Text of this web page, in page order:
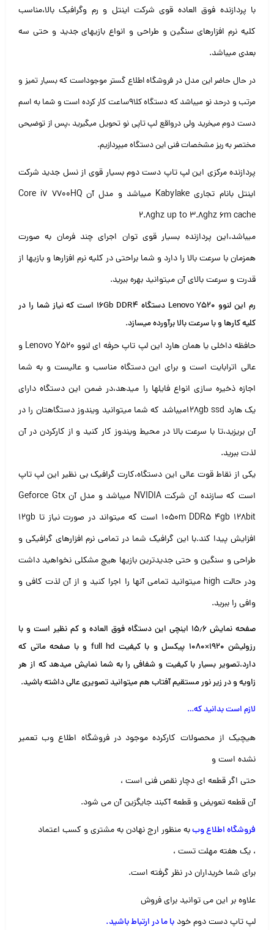
با پردازنده فوق العاده قوی شرکت اینتل و رم وگرافیک بالا،مناسب
کلیه نرم افزارهای سنگین و طراحی و انواع بازیهای جدید و حتی سه
بعدی میباشد.
در حال حاضر این مدل در فروشگاه اطلاع گستر موجوداست که بسیار تمیز و
مرتب و
درحد نو میباشد که دستگاه کلا۹ساعت کار کرده است و شما به اسم
دست دوم میخرید ولی درواقع لپ تاپی نو تحویل میگیرید ،پس از توضیحی
مختصر به ریز مشخصات فنی این دستگاه میپردازیم.
پردازنده مرکزی این لپ تاپ دست دوم بسیار قوی از نسل جدید شرکت
اینتل بانام تجاری Kabylake میباشد و مدل آن
Core i7 7700HQ
2.8ghz up to 3.8ghz 6m cache
میباشد،این پردازنده بسیار قوی توان اجرای چند فرمان به صورت
همزمان با سرعت بالا را دارد و شما براحتی در کلیه نرم افزارها و بازیها از
قدرت و سرعت بالای آن میتوانید بهره ببرید.
رم این لنوو Lenovo Y520 دستگاه ۱۶Gb DDR4 است که نیاز شما را در
کلیه کارها و با سرعت بالا برآورده میسازد.
حافظه داخلی یا همان هارد این لپ تاپ حرفه ای لنوو Lenovo Y520 و
عالی ۱ترابایت است و برای این دستگاه مناسب و عالیست و به شما
اجازه ذخیره سازی انواع فایلها را میدهد،در ضمن این دستگاه دارای
یک هارد ۱۲۸gb ssdمیباشد که شما میتوانید ویندوز دستگاهتان را در
آن بریزید،تا با سرعت بالا در محیط ویندوز کار کنید و از کارکردن در آن
لذت ببرید.
‌یکی از نقاط قوت عالی این دستگاه،کارت گرافیک بی نظیر این لپ تاپ
است که سازنده آن شرکت NVIDIA میباشد و مدل آن Geforce Gtx
1050m DDR5 4gb 128bit است که میتواند در صورت نیاز تا ۱۲gb
افزایش پیدا کند.با این گرافیک شما در تمامی نرم افزارهای گرافیکی و
طراحی و سنگین و حتی جدیدترین بازیها هیچ مشکلی نخواهید داشت
ودر حالت high میتوانید تمامی آنها را اجرا کنید و از آن لذت کافی و
وافی را ببرید.
صفحه نمایش ۱۵٫۶ اینچی این دستگاه فوق العاده و کم نظیر است و با
رزولیشن ۱۹۲۰×۱۰۸۰ پیکسل و با کیفیت full hd و با صفحه ماتی که
دارد،تصویر بسیار با کیفیت و شفافی را به شما نمایش میدهد که از هر
زاویه و در زیر نور مستقیم آفتاب هم میتوانید تصویری عالی داشته باشید.
لازم است بدانید که…
هیچیک از محصولات کارکرده موجود در فروشگاه اطلاع وب تعمیر
نشده است و
حتی اگر قطعه ای دچار نقص فنی است ،
آن قطعه تعویض و قطعه آکبند جایگزین آن می شود.
فروشگاه اطلاع وببه منظور ارج نهادن به مشتری و کسب اعتماد
، یک هفته مهلت تست ،
برای شما خریداران در نظر گرفته است.
علاوه بر این می توانید برای فروش
لپ تاپ دست دوم خود با ما در ارتباط باشید.